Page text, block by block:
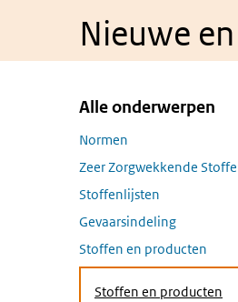
Nieuwe
Overslaan menu Alle
Alle onderwerpen
Normen
Submenu openen
Zeer Zorgwekkende
Submenu openen
Stoffenlijsten
Submenu openen
Gevaarsindeling
Submenu openen
Stoffen en producten
Submenu sluiten
Stoffen en producten